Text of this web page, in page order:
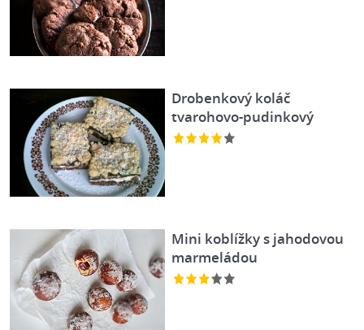
Drobenkový koláč
tvarohovo-pudinkový
Mini koblížky s jahodovou
marmeládou